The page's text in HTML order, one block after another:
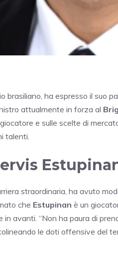
brasiliano, ha espresso il suo
attualmente in forza al
e sulle scelte di
talenti.
straordinaria, ha avuto
che Estupinan è un
avanti. “Non ha paura di
le doti offensive del